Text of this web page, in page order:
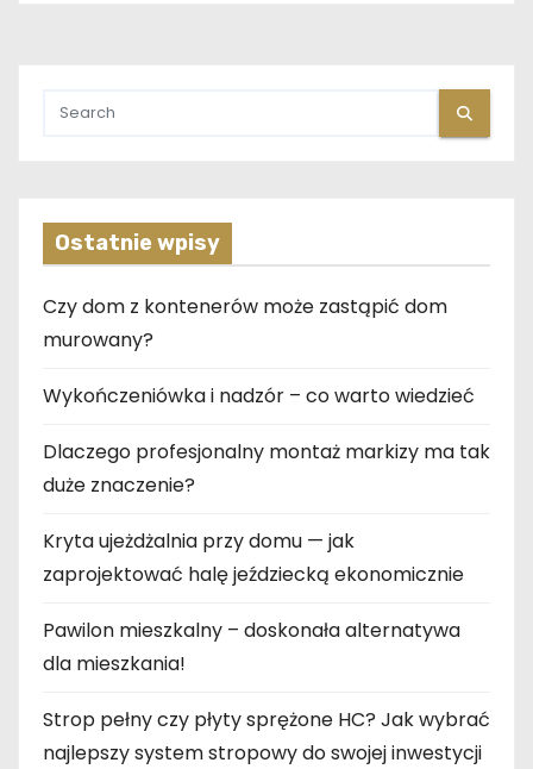
Ostatnie wpisy
Czy dom z kontenerów może zastąpić dom
murowany?
Wykończeniówka i nadzór – co warto wiedzieć
Dlaczego profesjonalny montaż markizy ma tak
duże znaczenie?
Kryta ujeżdżalnia przy domu — jak
zaprojektować halę jeździecką ekonomicznie
Pawilon mieszkalny – doskonała alternatywa
dla mieszkania!
Strop pełny czy płyty sprężone HC? Jak wybrać
najlepszy system stropowy do swojej inwestycji